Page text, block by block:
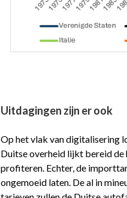
Uitdagingen zijn er ook
Op het vlak van digitalisering
Duitse overheid lijkt bereid de
profiteren. Echter, de
ongemoeid laten. De al in